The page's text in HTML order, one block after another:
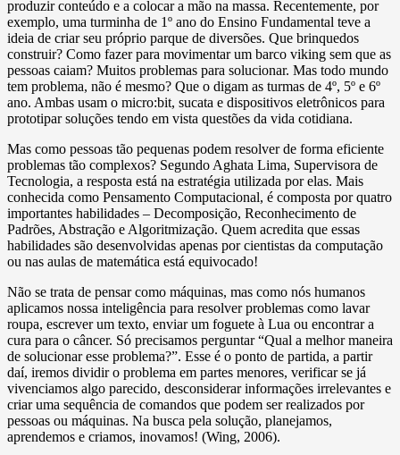
produzir conteúdo e a colocar a mão na massa. Recentemente, por
exemplo, uma turminha de 1º ano do Ensino Fundamental teve a
ideia de criar seu próprio parque de diversões. Que brinquedos
construir? Como fazer para movimentar um barco viking sem que as
pessoas caiam? Muitos problemas para solucionar. Mas todo mundo
tem problema, não é mesmo? Que o digam as turmas de 4º, 5º e 6º
ano. Ambas usam o micro:bit, sucata e dispositivos eletrônicos para
prototipar soluções tendo em vista questões da vida cotidiana.
Mas como pessoas tão pequenas podem resolver de forma eficiente
problemas tão complexos? Segundo Aghata Lima, Supervisora de
Tecnologia, a resposta está na estratégia utilizada por elas. Mais
conhecida como Pensamento Computacional, é composta por quatro
importantes habilidades – Decomposição, Reconhecimento de
Padrões, Abstração e Algoritmização. Quem acredita que essas
habilidades são desenvolvidas apenas por cientistas da computação
ou nas aulas de matemática está equivocado!
Não se trata de pensar como máquinas, mas como nós humanos
aplicamos nossa inteligência para resolver problemas como lavar
roupa, escrever um texto, enviar um foguete à Lua ou encontrar a
cura para o câncer. Só precisamos perguntar “Qual a melhor maneira
de solucionar esse problema?”. Esse é o ponto de partida, a partir
daí, iremos dividir o problema em partes menores, verificar se já
vivenciamos algo parecido, desconsiderar informações irrelevantes e
criar uma sequência de comandos que podem ser realizados por
pessoas ou máquinas. Na busca pela solução, planejamos,
aprendemos e criamos, inovamos! (Wing, 2006).